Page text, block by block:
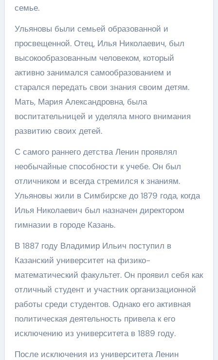
семье.
Ульяновы были семьей образованной и
просвещенной. Отец, Илья Николаевич, был
высокообразованным человеком, который
активно занимался самообразованием и
старался передать свои знания своим детям.
Мать, Мария Александровна, была
воспитательницей и уделяла много внимания
развитию своих детей.
С самого раннего детства Ленин проявлял
необычайные способности к учебе. Он был
отличником и всегда стремился к знаниям.
Ульяновы жили в Симбирске до 1879 года, когда
Илья Николаевич был назначен директором
гимназии в городе Казань.
В 1887 году Владимир Ильич поступил в
Казанский университет на физико-
математический факультет. Он проявил себя как
отличный студент и участник организационной
работы среди студентов. Однако его активная
политическая деятельность привела к его
исключению из университета в 1889 году.
После исключения из университета Ленин